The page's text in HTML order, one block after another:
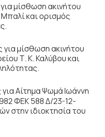
μίσθωση ακινήτου
και ορισμός
μίσθωση ακινήτου
Τ. Κ. Καλύβου και
Αίτημα Ψωμά Ιωάννη
ΦΕΚ 588 Δ/23-12-
στην ιδιοκτησία του